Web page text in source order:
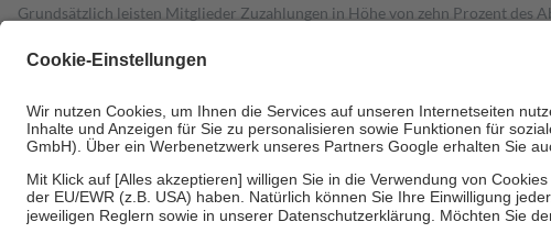
Grundsätzlich leisten Mitglieder Zuzahlungen in Höhe von zehn Prozent des
Diese Regeln gelten grundsätzlich auch für Online-Apotheken.
Um das Engagement der Versicherten für ihre eigene Gesundheit zu stärken
• Kindern und Jugendlichen bis zum vollendeten 18. Lebensjahr mit
• Untersuchungen zur Vorsorge und Früherkennung, die von der GKV
• empfohlenen Schutzimpfungen
• Harn- und Blutteststreifen